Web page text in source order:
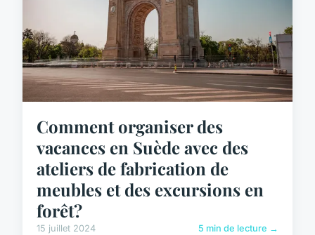
Comment organiser des
vacances en Suède avec des
ateliers de fabrication de
meubles et des excursions en
forêt?
15 juillet 2024 5 min de lecture →